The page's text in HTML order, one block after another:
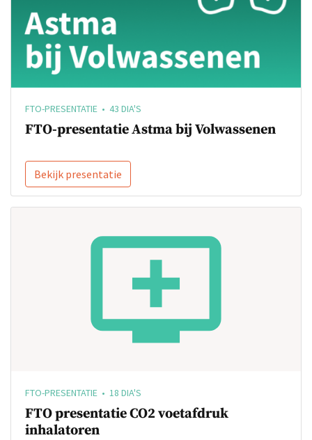
FTO-PRESENTATIE • 43 DIA'S
FTO-presentatie Astma bij Volwassenen
Bekijk presentatie
FTO-PRESENTATIE • 18 DIA'S
FTO presentatie CO2 voetafdruk
inhalatoren